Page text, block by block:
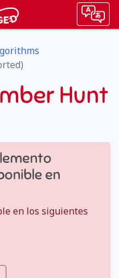
Hunt
en
en los siguientes